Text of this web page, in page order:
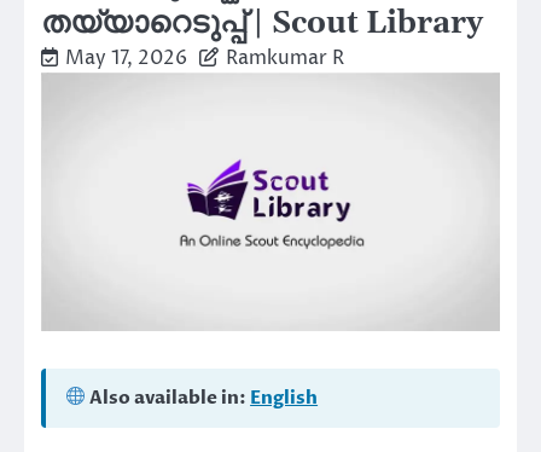
തയ്യാറെടുപ്പ് | Scout Library
May 17, 2026 Ramkumar R
Also available in: English